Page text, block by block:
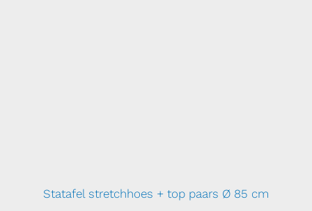
Statafel stretchhoes + top paars Ø 85 cm